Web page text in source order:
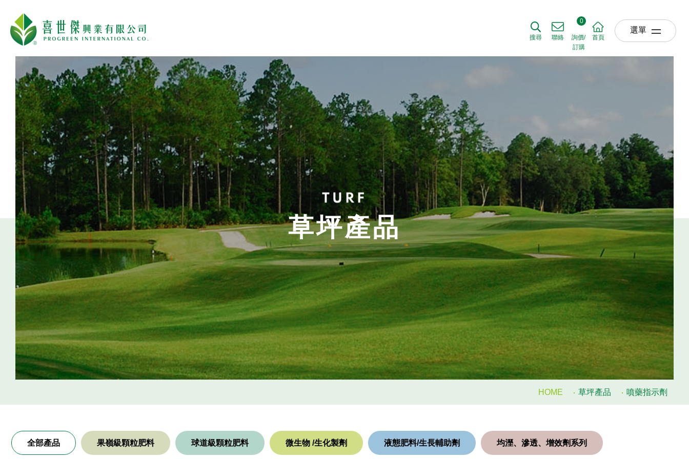
選單
農業產品 AGRICULTURE
園藝產品 HORTICULTURE
肥料使用時機
知識庫 KNOWLEDGE BASE
技術服務 SERVICE
pH值量表 PH SCALE
代理品牌 AGENCY BRAND
網站地圖 SITEMAP
Facebook Youtube
搜尋 聯絡
0
詢價/
訂購
首頁
TURF
草坪產品
HOME 草坪產品 噴藥指示劑
全部產品 果嶺級顆粒肥料 球道級顆粒肥料 微生物 /生化製劑 液態肥料/生長輔助劑 均溼、滲透、增效劑系列